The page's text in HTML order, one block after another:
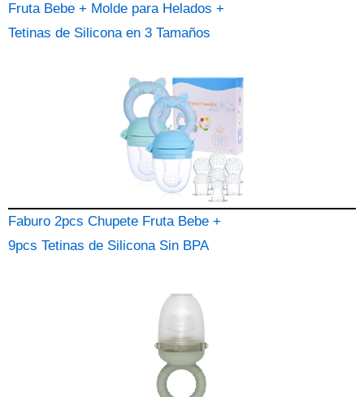
Fruta Bebe + Molde para Helados +
Tetinas de Silicona en 3 Tamaños
Faburo 2pcs Chupete Fruta Bebe +
9pcs Tetinas de Silicona Sin BPA